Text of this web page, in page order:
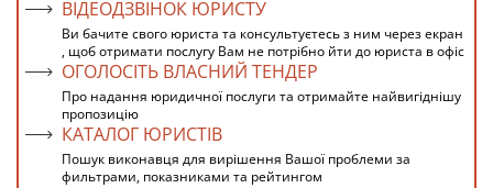
ВІДЕОДЗВІНОК ЮРИСТУ
Ви бачите свого юриста та консультуєтесь з ним через екран
, щоб отримати послугу Вам не потрібно йти до юриста в офіс
ОГОЛОСІТЬ ВЛАСНИЙ ТЕНДЕР
Про надання юридичної послуги та отримайте найвигіднішу
пропозицію
КАТАЛОГ ЮРИСТІВ
Пошук виконавця для вирішення Вашої проблеми за
фильтрами, показниками та рейтингом